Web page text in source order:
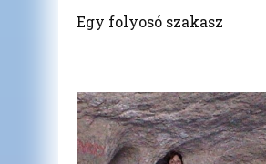
Egy folyosó szakasz